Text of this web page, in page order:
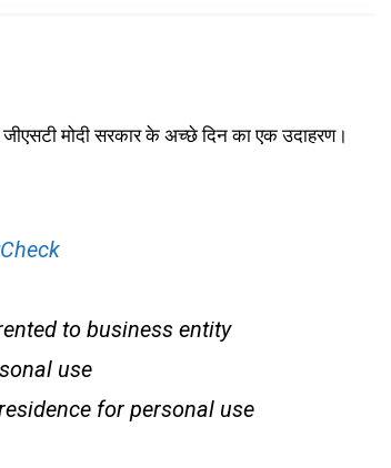
मोदी सरकार के अच्छे दिन का एक उदाहरण।
to business entity
use
for personal use